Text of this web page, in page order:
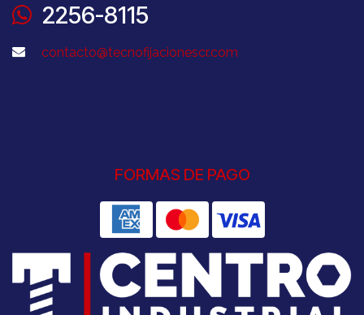
2256-8115
contacto@tecnofijacionescr.com
FORMAS DE PAGO